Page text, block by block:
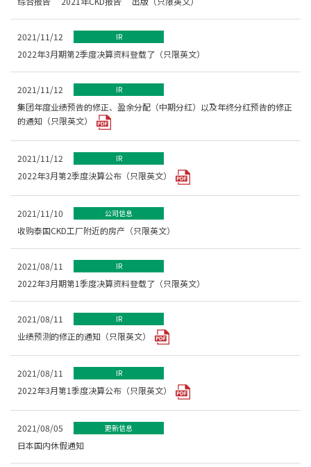
2021/11/12 IR
2022年3月期第2季度决算资料登载了（只限英文）
2021/11/12 IR
集团年度业绩预告的修正、盈余分配（中期分红）以及年终分红预告的修正
的通知（只限英文）
2021/11/12 IR
2022年3月第2季度決算公布（只限英文）
2021/11/10 公司信息
收购泰国CKD工厂附近的房产（只限英文）
2021/08/11 IR
2022年3月期第1季度决算资料登载了（只限英文）
2021/08/11 IR
业绩预测的修正的通知（只限英文）
2021/08/11 IR
2022年3月第1季度决算公布（只限英文）
2021/08/05 更新信息
日本国内休假通知